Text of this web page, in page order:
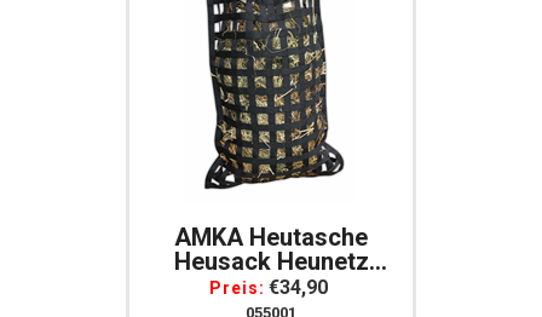
AMKA Heutasche
Heusack Heunetz
Futterbeutel Breite
Ca. 59 Cm Höhe Ca.
Preis: €34,90
055001